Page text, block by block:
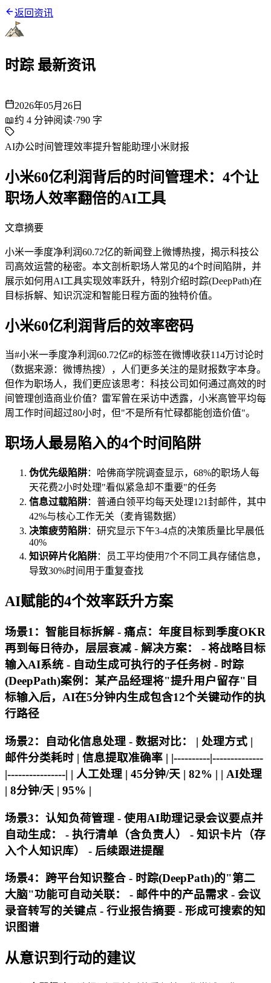
返回资讯
时踪 最新资讯
2026年05月26日
📖约 4 分钟阅读·790 字
AI办公时间管理效率提升智能助理小米财报
小米60亿利润背后的时间管理术：4个让
职场人效率翻倍的AI工具
文章摘要
小米一季度净利润60.72亿的新闻登上微博热搜，揭示科技公
司高效运营的秘密。本文剖析职场人常见的4个时间陷阱，并
展示如何用AI工具实现效率跃升，特别介绍时踪(DeepPath)在
目标拆解、知识沉淀和智能日程方面的独特价值。
小米60亿利润背后的效率密码
当#小米一季度净利润60.72亿#的标签在微博收获114万讨论时
（数据来源：微博热搜），人们更多关注的是财报数字本身。
但作为职场人，我们更应该思考：科技公司如何通过高效的时
间管理创造商业价值？雷军曾在采访中透露，小米高管平均每
周工作时间超过80小时，但"不是所有忙碌都能创造价值"。
职场人最易陷入的4个时间陷阱
伪优先级陷阱：哈佛商学院调查显示，68%的职场人每
天花费2小时处理"看似紧急却不重要"的任务
信息过载陷阱：普通白领平均每天处理121封邮件，其中
42%与核心工作无关（麦肯锡数据）
决策疲劳陷阱：研究显示下午3-4点的决策质量比早晨低
40%
知识碎片化陷阱：员工平均使用7个不同工具存储信息，
导致30%时间用于重复查找
AI赋能的4个效率跃升方案
场景1：智能目标拆解 - 痛点：年度目标到季度OKR
再到每日待办，层层衰减 - 解决方案： - 将战略目标
输入AI系统 - 自动生成可执行的子任务树 - 时踪
(DeepPath)案例：某产品经理将"提升用户留存"目
标输入后，AI在5分钟内生成包含12个关键动作的执
行路径
场景2：自动化信息处理 - 数据对比： | 处理方式 |
邮件分类耗时 | 信息提取准确率 | |----------|--------------
|----------------| | 人工处理 | 45分钟/天 | 82% | | AI处理
| 8分钟/天 | 95% |
场景3：认知负荷管理 - 使用AI助理记录会议要点并
自动生成： - 执行清单（含负责人） - 知识卡片（存
入个人知识库） - 后续跟进提醒
场景4：跨平台知识整合 - 时踪(DeepPath)的"第二
大脑"功能可自动关联： - 邮件中的产品需求 - 会议
录音转写的关键点 - 行业报告摘要 - 形成可搜索的知
识图谱
从意识到行动的建议